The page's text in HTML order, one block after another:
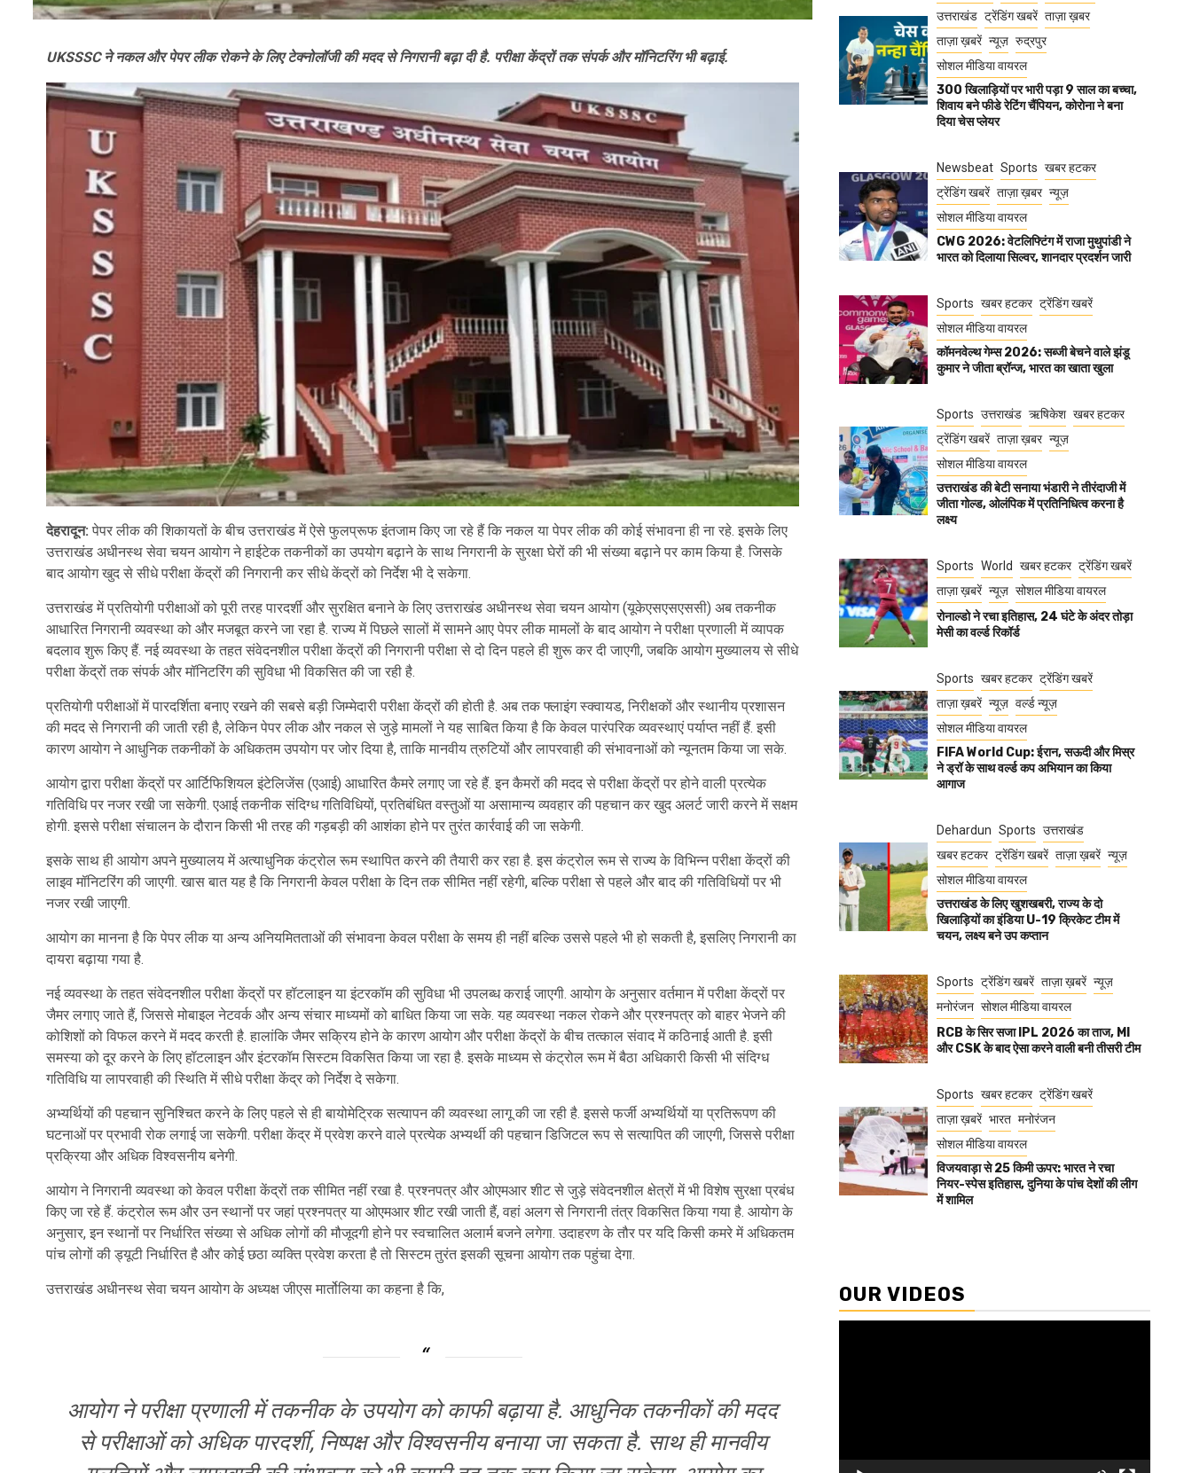
UKSSSC ने नकल और पेपर लीक रोकने के लिए टेक्नोलॉजी की मदद से निगरानी बढ़ा दी है. परीक्षा केंद्रों तक संपर्क और मॉनिटरिंग भी बढ़ाई.
देहरादून: पेपर लीक की शिकायतों के बीच उत्तराखंड में ऐसे फुलप्रूफ इंतजाम किए जा रहे हैं कि नकल या पेपर लीक की कोई संभावना ही ना रहे. इसके लिए
उत्तराखंड अधीनस्थ सेवा चयन आयोग ने हाईटेक तकनीकों का उपयोग बढ़ाने के साथ निगरानी के सुरक्षा घेरों की भी संख्या बढ़ाने पर काम किया है. जिसके
बाद आयोग खुद से सीधे परीक्षा केंद्रों की निगरानी कर सीधे केंद्रों को निर्देश भी दे सकेगा.
उत्तराखंड में प्रतियोगी परीक्षाओं को पूरी तरह पारदर्शी और सुरक्षित बनाने के लिए उत्तराखंड अधीनस्थ सेवा चयन आयोग (यूकेएसएसएससी) अब तकनीक
आधारित निगरानी व्यवस्था को और मजबूत करने जा रहा है. राज्य में पिछले सालों में सामने आए पेपर लीक मामलों के बाद आयोग ने परीक्षा प्रणाली में व्यापक
बदलाव शुरू किए हैं. नई व्यवस्था के तहत संवेदनशील परीक्षा केंद्रों की निगरानी परीक्षा से दो दिन पहले ही शुरू कर दी जाएगी, जबकि आयोग मुख्यालय से सीधे
परीक्षा केंद्रों तक संपर्क और मॉनिटरिंग की सुविधा भी विकसित की जा रही है.
प्रतियोगी परीक्षाओं में पारदर्शिता बनाए रखने की सबसे बड़ी जिम्मेदारी परीक्षा केंद्रों की होती है. अब तक फ्लाइंग स्क्वायड, निरीक्षकों और स्थानीय प्रशासन
की मदद से निगरानी की जाती रही है, लेकिन पेपर लीक और नकल से जुड़े मामलों ने यह साबित किया है कि केवल पारंपरिक व्यवस्थाएं पर्याप्त नहीं हैं. इसी
कारण आयोग ने आधुनिक तकनीकों के अधिकतम उपयोग पर जोर दिया है, ताकि मानवीय त्रुटियों और लापरवाही की संभावनाओं को न्यूनतम किया जा सके.
आयोग द्वारा परीक्षा केंद्रों पर आर्टिफिशियल इंटेलिजेंस (एआई) आधारित कैमरे लगाए जा रहे हैं. इन कैमरों की मदद से परीक्षा केंद्रों पर होने वाली प्रत्येक
गतिविधि पर नजर रखी जा सकेगी. एआई तकनीक संदिग्ध गतिविधियों, प्रतिबंधित वस्तुओं या असामान्य व्यवहार की पहचान कर खुद अलर्ट जारी करने में सक्षम
होगी. इससे परीक्षा संचालन के दौरान किसी भी तरह की गड़बड़ी की आशंका होने पर तुरंत कार्रवाई की जा सकेगी.
इसके साथ ही आयोग अपने मुख्यालय में अत्याधुनिक कंट्रोल रूम स्थापित करने की तैयारी कर रहा है. इस कंट्रोल रूम से राज्य के विभिन्न परीक्षा केंद्रों की
लाइव मॉनिटरिंग की जाएगी. खास बात यह है कि निगरानी केवल परीक्षा के दिन तक सीमित नहीं रहेगी, बल्कि परीक्षा से पहले और बाद की गतिविधियों पर भी
नजर रखी जाएगी.
आयोग का मानना है कि पेपर लीक या अन्य अनियमितताओं की संभावना केवल परीक्षा के समय ही नहीं बल्कि उससे पहले भी हो सकती है, इसलिए निगरानी का
दायरा बढ़ाया गया है.
नई व्यवस्था के तहत संवेदनशील परीक्षा केंद्रों पर हॉटलाइन या इंटरकॉम की सुविधा भी उपलब्ध कराई जाएगी. आयोग के अनुसार वर्तमान में परीक्षा केंद्रों पर
जैमर लगाए जाते हैं, जिससे मोबाइल नेटवर्क और अन्य संचार माध्यमों को बाधित किया जा सके. यह व्यवस्था नकल रोकने और प्रश्नपत्र को बाहर भेजने की
कोशिशों को विफल करने में मदद करती है. हालांकि जैमर सक्रिय होने के कारण आयोग और परीक्षा केंद्रों के बीच तत्काल संवाद में कठिनाई आती है. इसी
समस्या को दूर करने के लिए हॉटलाइन और इंटरकॉम सिस्टम विकसित किया जा रहा है. इसके माध्यम से कंट्रोल रूम में बैठा अधिकारी किसी भी संदिग्ध
गतिविधि या लापरवाही की स्थिति में सीधे परीक्षा केंद्र को निर्देश दे सकेगा.
अभ्यर्थियों की पहचान सुनिश्चित करने के लिए पहले से ही बायोमेट्रिक सत्यापन की व्यवस्था लागू की जा रही है. इससे फर्जी अभ्यर्थियों या प्रतिरूपण की
घटनाओं पर प्रभावी रोक लगाई जा सकेगी. परीक्षा केंद्र में प्रवेश करने वाले प्रत्येक अभ्यर्थी की पहचान डिजिटल रूप से सत्यापित की जाएगी, जिससे परीक्षा
प्रक्रिया और अधिक विश्वसनीय बनेगी.
आयोग ने निगरानी व्यवस्था को केवल परीक्षा केंद्रों तक सीमित नहीं रखा है. प्रश्नपत्र और ओएमआर शीट से जुड़े संवेदनशील क्षेत्रों में भी विशेष सुरक्षा प्रबंध
किए जा रहे हैं. कंट्रोल रूम और उन स्थानों पर जहां प्रश्नपत्र या ओएमआर शीट रखी जाती हैं, वहां अलग से निगरानी तंत्र विकसित किया गया है. आयोग के
अनुसार, इन स्थानों पर निर्धारित संख्या से अधिक लोगों की मौजूदगी होने पर स्वचालित अलार्म बजने लगेगा. उदाहरण के तौर पर यदि किसी कमरे में अधिकतम
पांच लोगों की ड्यूटी निर्धारित है और कोई छठा व्यक्ति प्रवेश करता है तो सिस्टम तुरंत इसकी सूचना आयोग तक पहुंचा देगा.
उत्तराखंड अधीनस्थ सेवा चयन आयोग के अध्यक्ष जीएस मार्तोलिया का कहना है कि,
आयोग ने परीक्षा प्रणाली में तकनीक के उपयोग को काफी बढ़ाया है. आधुनिक तकनीकों की मदद
से परीक्षाओं को अधिक पारदर्शी, निष्पक्ष और विश्वसनीय बनाया जा सकता है. साथ ही मानवीय
उत्तराखंड ट्रेंडिंग खबरें ताज़ा ख़बर
ताज़ा ख़बरें न्यूज़ रुद्रपुर
सोशल मीडिया वायरल
300 खिलाड़ियों पर भारी पड़ा 9 साल का बच्चा,
शिवाय बने फीडे रेटिंग चैंपियन, कोरोना ने बना
दिया चेस प्लेयर
Newsbeat Sports खबर हटकर
ट्रेंडिंग खबरें ताज़ा ख़बर न्यूज़
सोशल मीडिया वायरल
CWG 2026: वेटलिफ्टिंग में राजा मुथुपांडी ने
भारत को दिलाया सिल्वर, शानदार प्रदर्शन जारी
Sports खबर हटकर ट्रेंडिंग खबरें
सोशल मीडिया वायरल
कॉमनवेल्थ गेम्स 2026: सब्जी बेचने वाले झंडू
कुमार ने जीता ब्रॉन्ज, भारत का खाता खुला
Sports उत्तराखंड ऋषिकेश खबर हटकर
ट्रेंडिंग खबरें ताज़ा ख़बर न्यूज़
सोशल मीडिया वायरल
उत्तराखंड की बेटी सनाया भंडारी ने तीरंदाजी में
जीता गोल्ड, ओलंपिक में प्रतिनिधित्व करना है
लक्ष्य
Sports World खबर हटकर ट्रेंडिंग खबरें
ताज़ा ख़बरें न्यूज़ सोशल मीडिया वायरल
रोनाल्डो ने रचा इतिहास, 24 घंटे के अंदर तोड़ा
मेसी का वर्ल्ड रिकॉर्ड
Sports खबर हटकर ट्रेंडिंग खबरें
ताज़ा ख़बरें न्यूज़ वर्ल्ड न्यूज़
सोशल मीडिया वायरल
FIFA World Cup: ईरान, सऊदी और मिस्र
ने ड्रॉ के साथ वर्ल्ड कप अभियान का किया
आगाज
Dehardun Sports उत्तराखंड
खबर हटकर ट्रेंडिंग खबरें ताज़ा ख़बरें न्यूज़
सोशल मीडिया वायरल
उत्तराखंड के लिए खुशखबरी, राज्य के दो
खिलाड़ियों का इंडिया U-19 क्रिकेट टीम में
चयन, लक्ष्य बने उप कप्तान
Sports ट्रेंडिंग खबरें ताज़ा ख़बरें न्यूज़
मनोरंजन सोशल मीडिया वायरल
RCB के सिर सजा IPL 2026 का ताज, MI
और CSK के बाद ऐसा करने वाली बनी तीसरी टीम
Sports खबर हटकर ट्रेंडिंग खबरें
ताज़ा ख़बरें भारत मनोरंजन
सोशल मीडिया वायरल
विजयवाड़ा से 25 किमी ऊपर: भारत ने रचा
नियर-स्पेस इतिहास, दुनिया के पांच देशों की लीग
में शामिल
OUR VIDEOS